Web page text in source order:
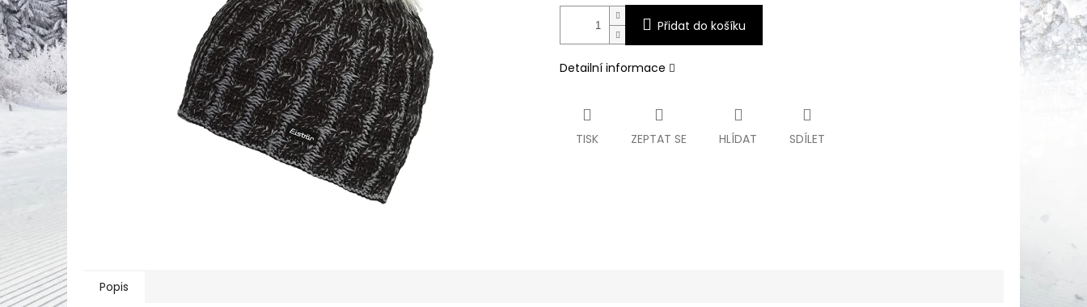
Přidat do košíku
Detailní informace
TISK ZEPTAT SE HLÍDAT SDÍLET
Popis